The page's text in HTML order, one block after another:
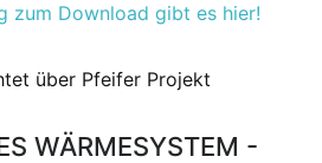
zum Download gibt es hier!
WÄRMESYSTEM -